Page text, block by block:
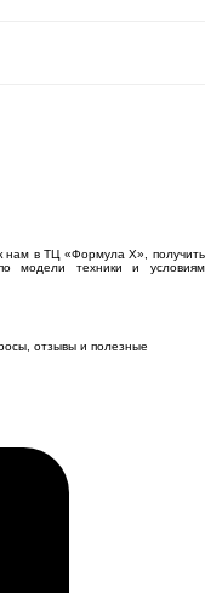
нам в ТЦ «Формула Х», получить
модели техники и условиям
отзывы и полезные